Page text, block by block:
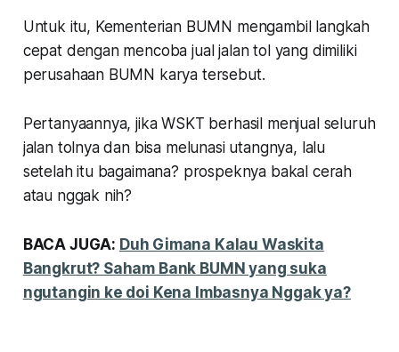
Untuk itu, Kementerian BUMN mengambil langkah
cepat dengan mencoba jual jalan tol yang dimiliki
perusahaan BUMN karya tersebut.
Pertanyaannya, jika WSKT berhasil menjual seluruh
jalan tolnya dan bisa melunasi utangnya, lalu
setelah itu bagaimana? prospeknya bakal cerah
atau nggak nih?
BACA JUGA: Duh Gimana Kalau Waskita
Bangkrut? Saham Bank BUMN yang suka
ngutangin ke doi Kena Imbasnya Nggak ya?